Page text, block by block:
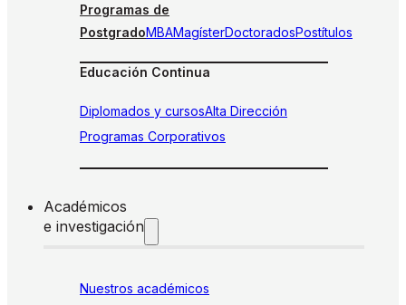
Programas de
PostgradoMBAMagísterDoctoradosPostítulos
Educación Continua
Diplomados y cursosAlta Dirección
Programas Corporativos
Académicos
e investigación
Nuestros académicos